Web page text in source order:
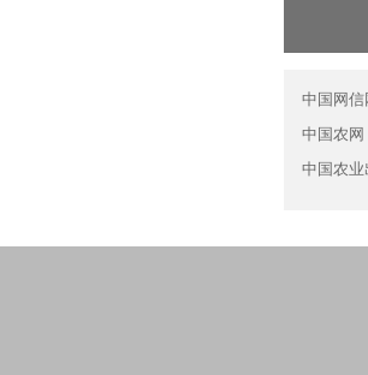
中国网信
中国农网
中国农业